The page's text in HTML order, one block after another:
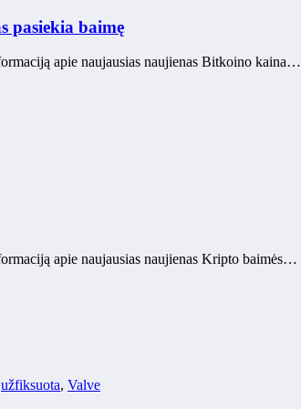
pasiekia baimę
apie naujausias naujienas Bitkoino kaina…
apie naujausias naujienas Kripto baimės…
užfiksuota, Valve